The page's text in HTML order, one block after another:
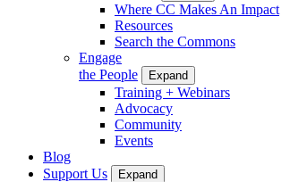
Where CC Makes An Impact
Resources
Search the Commons
Engage
the People
Expand
Training + Webinars
Advocacy
Community
Events
Blog
Support Us
Expand